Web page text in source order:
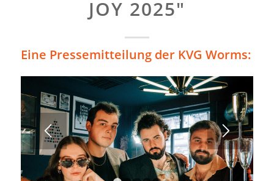
JOY 2025″
Eine Pressemitteilung der KVG Worms: